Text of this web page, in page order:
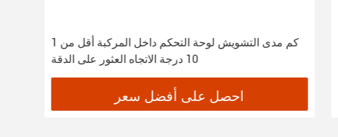
1 كم مدى التشويش لوحة التحكم داخل المركبة أقل من
10 درجة الاتجاه العثور على الدقة
احصل على أفضل سعر